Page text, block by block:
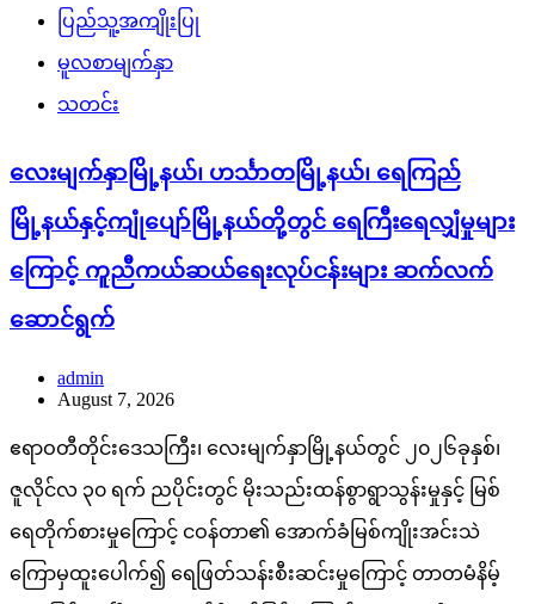
ပြည်သူ့အကျိုးပြု
မူလစာမျက်နှာ
သတင်း
လေးမျက်နှာမြို့နယ်၊ ဟင်္သာတမြို့နယ်၊ ရေကြည်
မြို့နယ်နှင့်ကျုံပျော်မြို့နယ်တို့တွင် ရေကြီးရေလျှံမှုများ
ကြောင့် ကူညီကယ်ဆယ်ရေးလုပ်ငန်းများ ဆက်လက်
ဆောင်ရွက်
admin
August 7, 2026
ဧရာဝတီတိုင်းဒေသကြီး၊ လေးမျက်နှာမြို့နယ်တွင် ၂၀၂၆ခုနှစ်၊
ဇူလိုင်လ ၃၀ ရက် ညပိုင်းတွင် မိုးသည်းထန်စွာရွာသွန်းမှုနှင့် မြစ်
ရေတိုက်စားမှုကြောင့် ငဝန်တာ၏ အောက်ခံမြစ်ကျိုးအင်းသဲ
ကြောမှထူးပေါက်၍ ရေဖြတ်သန်းစီးဆင်းမှုကြောင့် တာတမံနိမ့်